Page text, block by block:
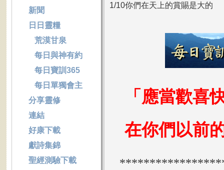
1/10你們在天上的賞賜是大的
「應當歡喜
在你們以前
新聞
日日靈糧
荒漠甘泉
每日與神有約
每日寶訓365
每日單獨會主
分享靈修
連結
好康下載
獻詩集錦
聖經測驗下載